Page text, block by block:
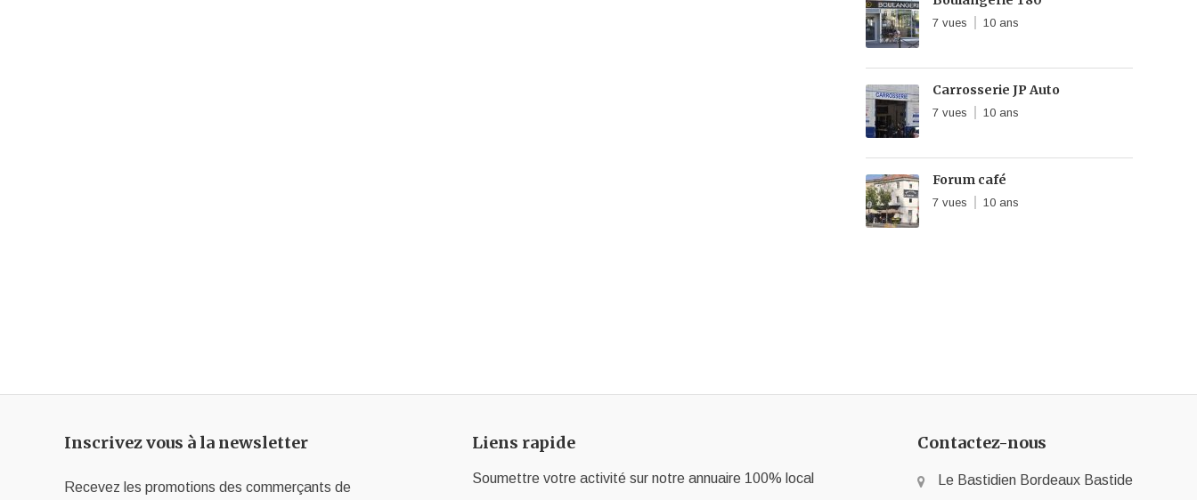
7 vues 10 ans
Carrosserie JP Auto
7 vues 10 ans
Forum café
7 vues 10 ans
Inscrivez vous à la newsletter
Recevez les promotions des commerçants de
Liens rapide
Soumettre votre activité sur notre annuaire 100% local
Contactez-nous
Le Bastidien Bordeaux Bastide